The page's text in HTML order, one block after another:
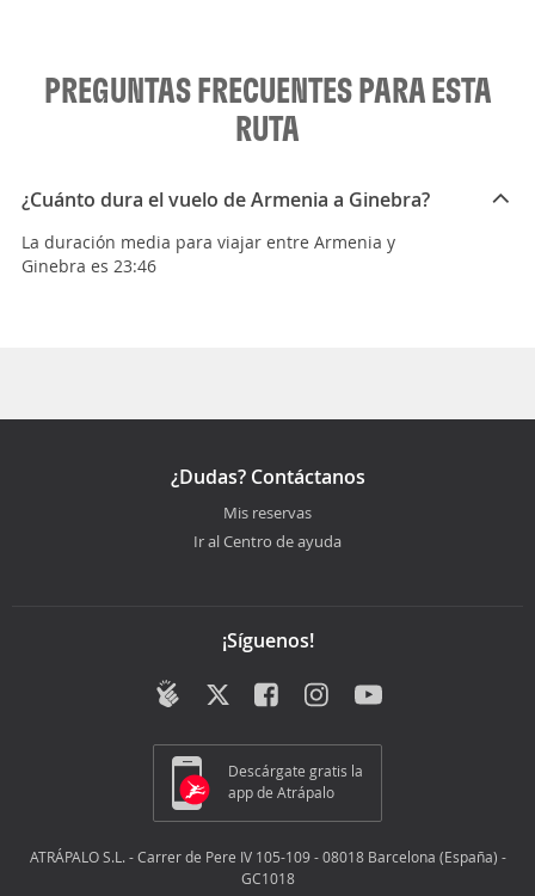
PREGUNTAS FRECUENTES PARA ESTA
RUTA
¿Cuánto dura el vuelo de Armenia a Ginebra?
La duración media para viajar entre Armenia y
Ginebra es 23:46
¿Dudas? Contáctanos
Mis reservas
Ir al Centro de ayuda
¡Síguenos!
Descárgate gratis la
app de Atrápalo
ATRÁPALO S.L. - Carrer de Pere IV 105-109 - 08018 Barcelona (España) -
GC1018